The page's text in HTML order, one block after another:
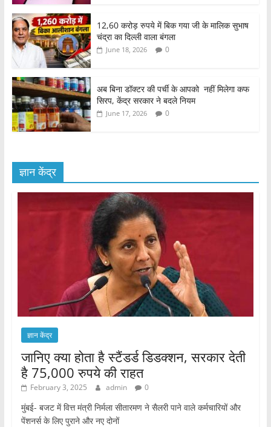
12,60 करोड़ रुपये में बिक गया जी के मालिक सुभाष
चंद्रा का दिल्ली वाला बंगला
June 18, 2026 0
अब बिना डॉक्टर की पर्ची के आपको नहीं मिलेगा कफ
सिरप, केंद्र सरकार ने बदले नियम
June 17, 2026 0
ज्ञान केंद्र
ज्ञान केंद्र
जानिए क्या होता है स्टैंडर्ड डिडक्शन, सरकार देती
है 75,000 रुपये की राहत
February 3, 2025 admin 0
मुंबई- बजट में वित्त मंत्री निर्मला सीतारमण ने सैलरी पाने वाले कर्मचारियों और
पेंशनर्स के लिए पुराने और नए दोनों